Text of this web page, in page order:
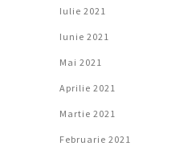
Iulie 2021
Iunie 2021
Mai 2021
Aprilie 2021
Martie 2021
Februarie 2021